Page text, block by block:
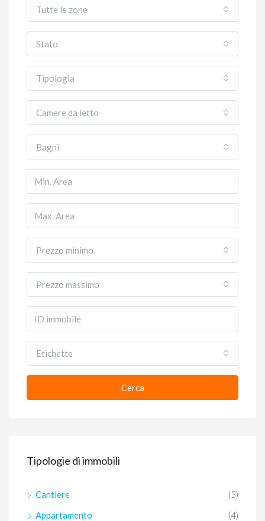
Tutte le zone
Stato
Tipologia
Camere da letto
Bagni
Prezzo minimo
Prezzo massimo
Etichette
Cerca
Tipologie di immobili
Cantiere
(5)
Appartamento
(4)